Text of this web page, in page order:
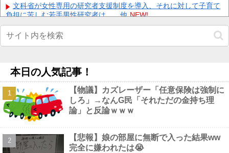
文科省が女性専用の研究者支援制度を導入、それに対して子育て
負担に苦しむ若手男性研究者は……他 NEW!
【速報】日本赤十字社、韓国に超希少血液Jr(a-)を提供「韓国内
では適合する血液を確保できなかった」※今回で4回目他
【動画】 歌舞伎町女子さん、ラブホに行きたすぎてご乱心ｗｗｗ
【画像】 大久保佳代子さん、やっぱりドスケベだったｗｗｗｗｗ
ｗ NEW!
ジャッキー・チェン「濃いメンツでお酒飲んだw(パシャ」 NEW!
【画像】 佳子さま、ボディラインがHすぎる… NEW!
【衝撃】 佐藤二朗(57)、久しぶりにXを更新！その内容がガチで
ヤバすぎる… NEW!
本日の人気記事！
【物議】カズレーザー「任意保険は強制に
しろ」→なんG民「それただの金持ち理
論」と反論ｗｗｗ
【悲報】娘の部屋に無断で入った結果ww
完全に嫌われたは😭